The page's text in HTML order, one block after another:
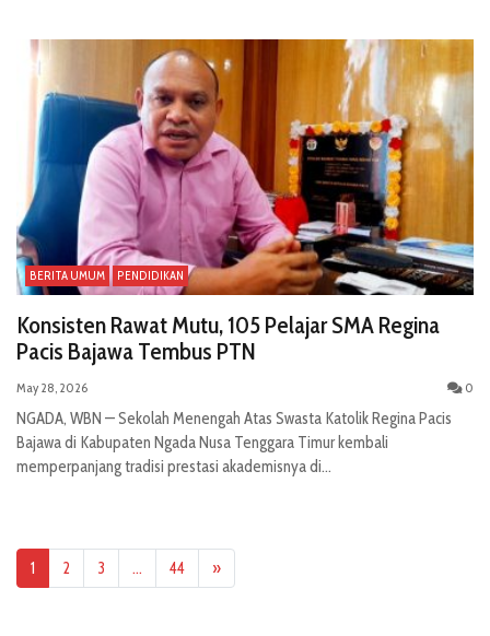
BERITA UMUM PENDIDIKAN
Konsisten Rawat Mutu, 105 Pelajar SMA Regina
Pacis Bajawa Tembus PTN
May 28, 2026 0
NGADA, WBN — Sekolah Menengah Atas Swasta Katolik Regina Pacis
Bajawa di Kabupaten Ngada Nusa Tenggara Timur kembali
memperpanjang tradisi prestasi akademisnya di...
1 2 3 … 44 »